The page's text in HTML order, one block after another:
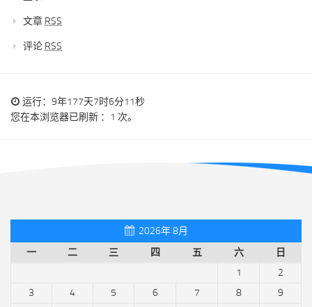
文章 RSS
评论 RSS
运行：9年177天7时6分11秒
您在本浏览器已刷新 ：1 次。
2026年 8月
一
二 三 四 五 六 日
1
2
3
4 5 6 7 8
9